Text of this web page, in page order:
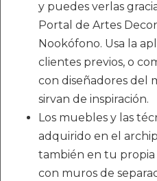
y puedes verlas
Portal de Artes
Nookófono. Usa la
clientes previos, o
con diseñadores del
sirvan de inspiración.
Los muebles y las
adquirido en el
también en tu propia
con muros de